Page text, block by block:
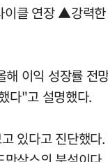
클 연장 ▲강력
이익 성장률
다"고 설명했다.
있다고 진단했